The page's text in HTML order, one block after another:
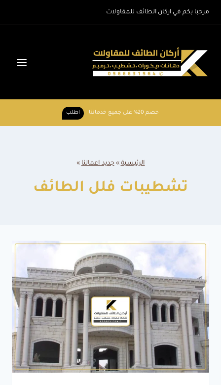
مرحبا بكم في اركان الطائف للمقاولات
خصم 20% على جميع خدماتنا اطلب
الرئيسية »جديد اعمالنا »
تشطيبات فلل الطائف